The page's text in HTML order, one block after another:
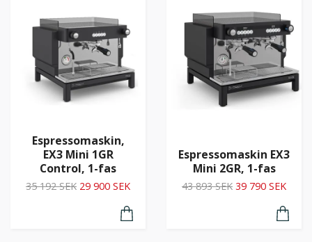
Espressomaskin,
EX3 Mini 1GR
Control, 1-fas
35 192 SEK 29 900 SEK
Espressomaskin EX3
Mini 2GR, 1-fas
43 893 SEK 39 790 SEK